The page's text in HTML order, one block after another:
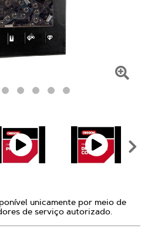
unicamente por meio de
de serviço autorizado.